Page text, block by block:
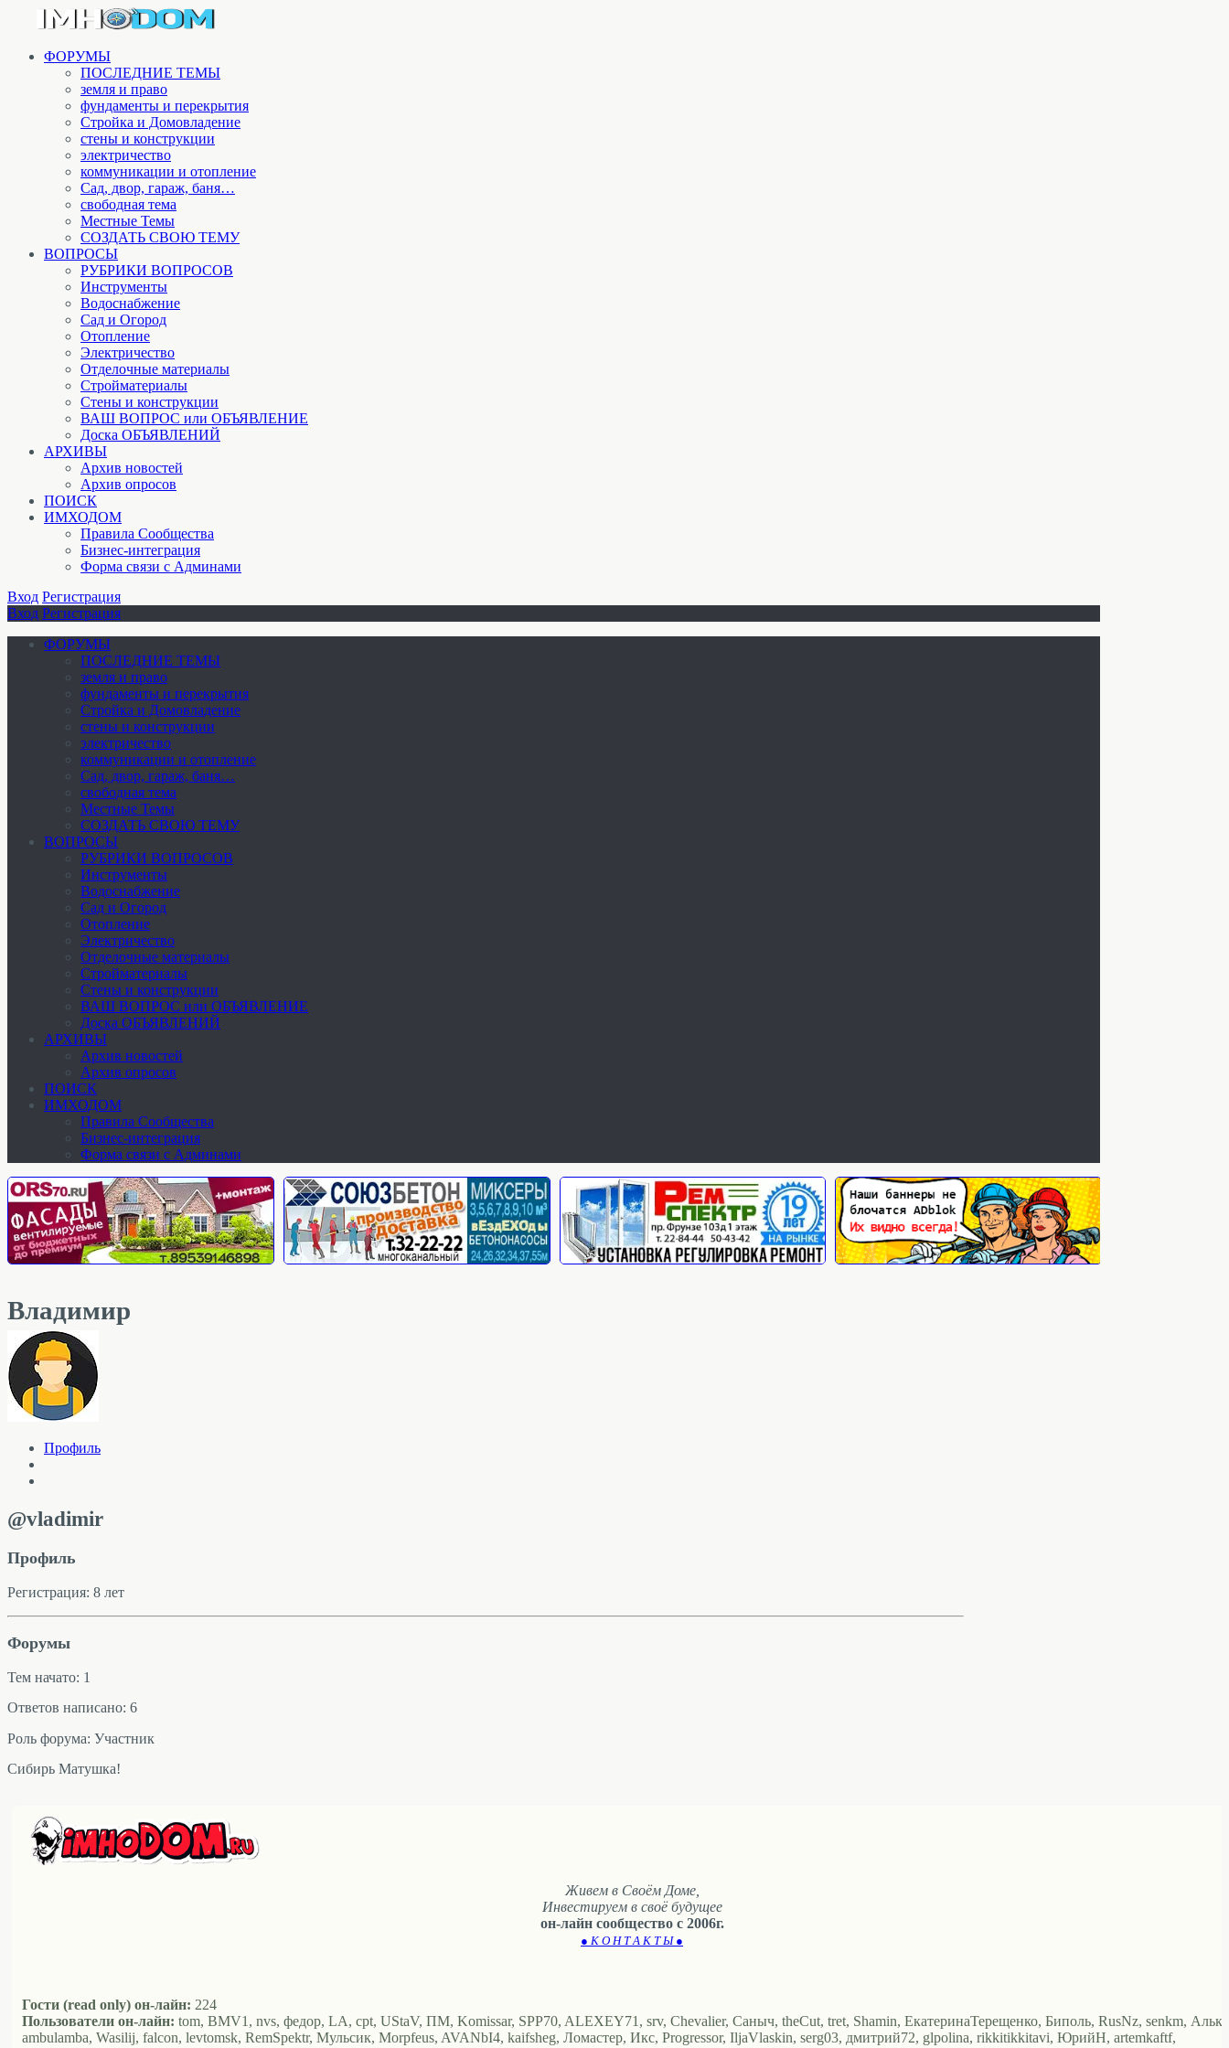
ФОРУМЫ
ПОСЛЕДНИЕ ТЕМЫ
земля и право
фундаменты и перекрытия
Стройка и Домовладение
стены и конструкции
электричество
коммуникации и отопление
Cад, двор, гараж, баня…
свободная тема
Местные Темы
СОЗДАТЬ СВОЮ ТЕМУ
ВОПРОСЫ
РУБРИКИ ВОПРОСОВ
Инструменты
Водоснабжение
Сад и Огород
Отопление
Электричество
Отделочные материалы
Стройматериалы
Стены и конструкции
ВАШ ВОПРОС или ОБЪЯВЛЕНИЕ
Доска ОБЪЯВЛЕНИЙ
АРХИВЫ
Архив новостей
Архив опросов
ПОИСК
ИМХОДОМ
Правила Сообщества
Бизнес-интеграция
Форма связи с Админами
Вход Регистрация
Вход Регистрация
ФОРУМЫ
ПОСЛЕДНИЕ ТЕМЫ
земля и право
фундаменты и перекрытия
Стройка и Домовладение
стены и конструкции
электричество
коммуникации и отопление
Cад, двор, гараж, баня…
свободная тема
Местные Темы
СОЗДАТЬ СВОЮ ТЕМУ
ВОПРОСЫ
РУБРИКИ ВОПРОСОВ
Инструменты
Водоснабжение
Сад и Огород
Отопление
Электричество
Отделочные материалы
Стройматериалы
Стены и конструкции
ВАШ ВОПРОС или ОБЪЯВЛЕНИЕ
Доска ОБЪЯВЛЕНИЙ
АРХИВЫ
Архив новостей
Архив опросов
ПОИСК
ИМХОДОМ
Правила Сообщества
Бизнес-интеграция
Форма связи с Админами
Владимир
Профиль
@vladimir
Профиль
Регистрация: 8 лет
Форумы
Тем начато: 1
Ответов написано: 6
Роль форума: Участник
Сибирь Матушка!
Живем в Своём Доме,
Инвестируем в своё будущее
он-лайн сообщество с 2006г.
● К О Н Т А К Т Ы ●
Гости (read only) он-лайн: 224
Пользователи он-лайн: tom, BMV1, nvs, федор, LA, cpt, UStaV, ПМ, Komissar, SPP70, ALEXEY71, srv, Chevalier, Саныч, theCut, tret, Shamin, ЕкатеринаТерещенко, Биполь, RusNz, senkm,
ambulamba, Wasilij, falcon, levtomsk, RemSpektr, Мульсик, Morpfeus, AVANbI4, kaifsheg, Ломастер, Икс, Progressor, IljaVlaskin, serg03, дмитрий72, glpolina, rikkitikkitavi, ЮрийН, artemkaftf,